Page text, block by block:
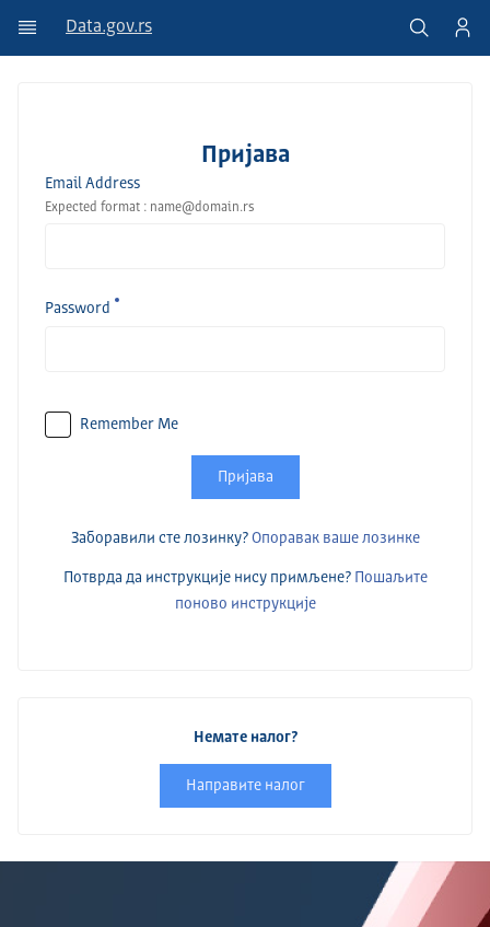
Data.gov.rs
Пријава
Email Address
Expected format : name@domain.rs
Password
Remember Me
Пријава
Заборавили сте лозинку? Опоравак ваше лозинке
Потврда да инструкције нису примљене?
Пошаљите
поново инструкције
Немате налог?
Направите налог